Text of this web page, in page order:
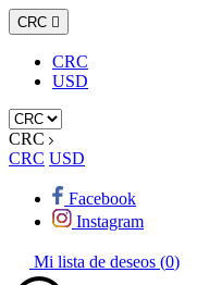
CRC 
CRC
USD
CRC
CRC USD
Facebook
Instagram
Mi lista de deseos (0)